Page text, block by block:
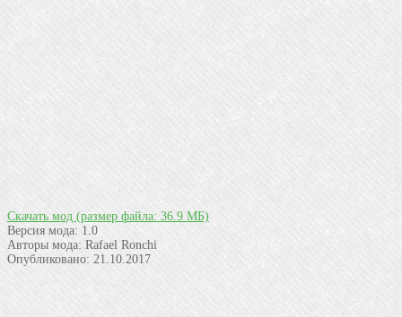
Скачать мод (размер файла: 36.9 МБ)
Версия мода: 1.0
Авторы мода: Rafael Ronchi
Опубликовано: 21.10.2017